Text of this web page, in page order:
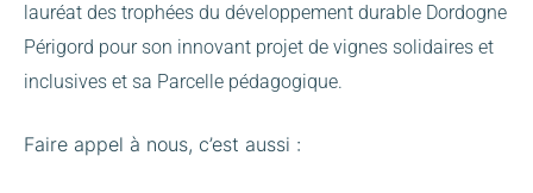
lauréat des trophées du développement durable Dordogne
Périgord pour son innovant projet de vignes solidaires et
inclusives et sa Parcelle pédagogique.
Faire appel à nous, c’est aussi :